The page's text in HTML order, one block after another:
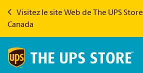
Visitez le site Web de The UPS Store
Canada